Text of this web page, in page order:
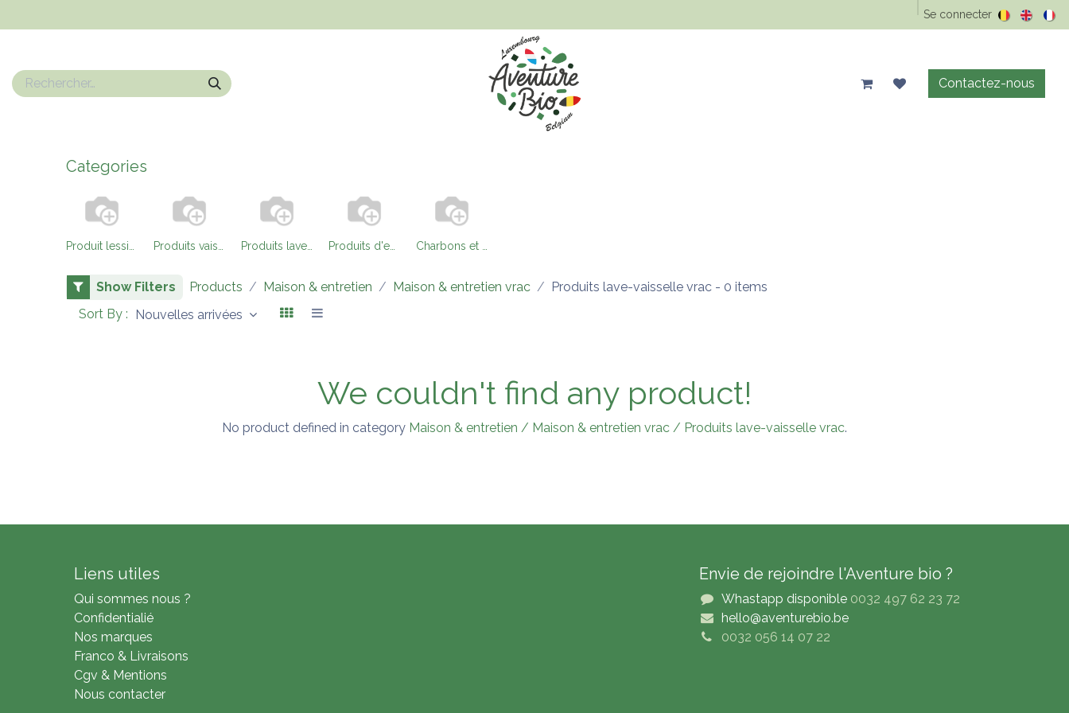
Maison & entretien Précos d'été
Se connecter
Contactez-nous
Categories
Produits lave-vaisselle vrac Produits d'entretien vrac
Show Filters Products Maison & entretien Maison & entretien vrac Produits lave-vaisselle vrac- 0 items
Sort By : Nouvelles arrivées
We couldn't find any product!
No product defined in category Maison & entretien / Maison & entretien vrac / Produits lave-vaisselle vrac.
Liens utiles
Qui sommes nous ?
Confidentialié
Nos marques
Franco & Livraisons
Cgv & Mentions
Nous contacter
Envie de rejoindre l'Aventure bio ?
Whastapp disponible 0032 497 62 23 72
hello@aventurebio.be
0032 056 14 07 22